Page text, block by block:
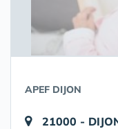
APEF DIJON
21000 -